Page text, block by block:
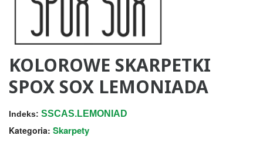
KOLOROWE SKARPETKI
SPOX SOX LEMONIADA
Indeks: SSCAS.LEMONIAD
Kategoria: Skarpety